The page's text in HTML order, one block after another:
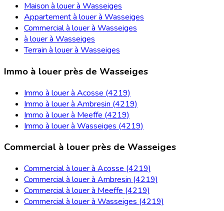
Maison à louer à Wasseiges
Appartement à louer à Wasseiges
Commercial à louer à Wasseiges
à louer à Wasseiges
Terrain à louer à Wasseiges
Immo à louer près de Wasseiges
Immo à louer à Acosse (4219)
Immo à louer à Ambresin (4219)
Immo à louer à Meeffe (4219)
Immo à louer à Wasseiges (4219)
Commercial à louer près de Wasseiges
Commercial à louer à Acosse (4219)
Commercial à louer à Ambresin (4219)
Commercial à louer à Meeffe (4219)
Commercial à louer à Wasseiges (4219)